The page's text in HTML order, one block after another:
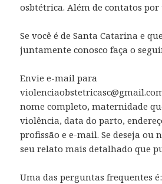
osbtétrica. Além de contatos
Se você é de Santa Catarina e
juntamente conosco faça o
Envie e-mail para
nome completo, maternidade
violência, data do parto,
profissão e e-mail. Se deseja ou
seu relato mais detalhado que
Uma das perguntas frequentes